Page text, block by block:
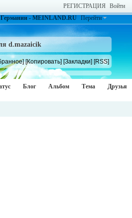
РЕГИСТРАЦИЯ Войти
Германии - MEINLAND.RU Перейти
d.mazaicik
[Копировать] [Закладки] [RSS]
Блог Альбом Тема Друзья